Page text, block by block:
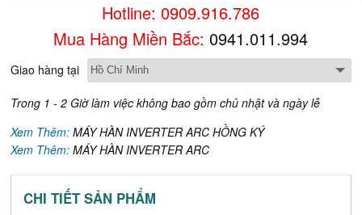
Hotline: 0909.916.786
Mua Hàng Miền Bắc: 0941.011.994
Giao hàng tại
Trong 1 - 2 Giờ làm việc không bao gồm chủ nhật và ngày lễ
Xem Thêm:MÁY HÀN INVERTER ARC HỒNG KÝ
Xem Thêm:MÁY HÀN INVERTER ARC
CHI TIẾT SẢN PHẨM